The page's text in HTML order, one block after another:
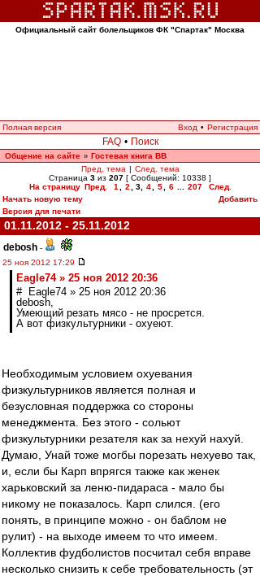
Официальный сайт болельщиков ФК "Спартак" Москва
Полная версия Вход • Регистрация
FAQ • Поиск
Общение на сайте » Гостевая книга ВВ
Пред. тема | След. тема
Страница 3 из 207 [ Сообщений: 10338 ]
На страницу Пред. 1 2 3, 4 5 6 207
След.
Начать новую тему
Добавить
Версия для печати
01.11.2012 - 25.11.2012
debosh -
25 ноя 2012 17:29
Eagle74 » 25 ноя 2012 20:36
# Eagle74 » 25 ноя 2012 20:36
debosh,
Умеющий резать мясо - не просрется.
А вот физкультурники - охуеют.
Необходимым условием охуевания
физкультурников является полная и
безусловная поддержка со стороны
менеджмента. Без этого - сольют
физкультурники резателя как за нехуй нахуй.
Думаю, Унай тоже могбы порезать нехуево так,
и, если бы Карп впрягся также как женек
харьковский за леню-пидараса - мало бы
никому не показалось. Карп слился. (его
понять, в принципе можно - он баблом не
рулит) - на выходе имеем то что имеем.
Коллектив фудболистов посчитал себя вправе
несколько снизить к себе требовательность (эт